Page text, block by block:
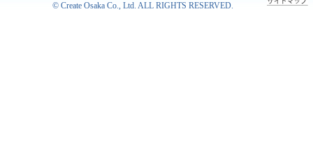
© Create Osaka Co., Ltd. ALL RIGHTS RESERVED.